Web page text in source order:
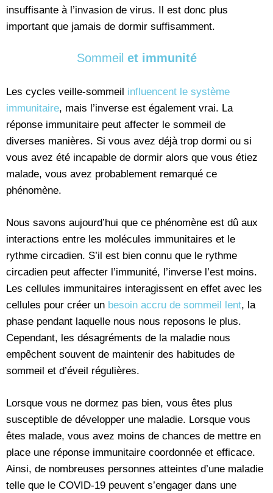
insuffisante à l’invasion de virus. Il est donc plus
important que jamais de dormir suffisamment.
Sommeil et immunité
Les cycles veille-sommeil influencent le système
immunitaire, mais l’inverse est également vrai. La
réponse immunitaire peut affecter le sommeil de
diverses manières. Si vous avez déjà trop dormi ou si
vous avez été incapable de dormir alors que vous étiez
malade, vous avez probablement remarqué ce
phénomène.
Nous savons aujourd’hui que ce phénomène est dû aux
interactions entre les molécules immunitaires et le
rythme circadien. S’il est bien connu que le rythme
circadien peut affecter l’immunité, l’inverse l’est moins.
Les cellules immunitaires interagissent en effet avec les
cellules pour créer un besoin accru de sommeil lent, la
phase pendant laquelle nous nous reposons le plus.
Cependant, les désagréments de la maladie nous
empêchent souvent de maintenir des habitudes de
sommeil et d’éveil régulières.
Lorsque vous ne dormez pas bien, vous êtes plus
susceptible de développer une maladie. Lorsque vous
êtes malade, vous avez moins de chances de mettre en
place une réponse immunitaire coordonnée et efficace.
Ainsi, de nombreuses personnes atteintes d’une maladie
telle que le COVID-19 peuvent s’engager dans une